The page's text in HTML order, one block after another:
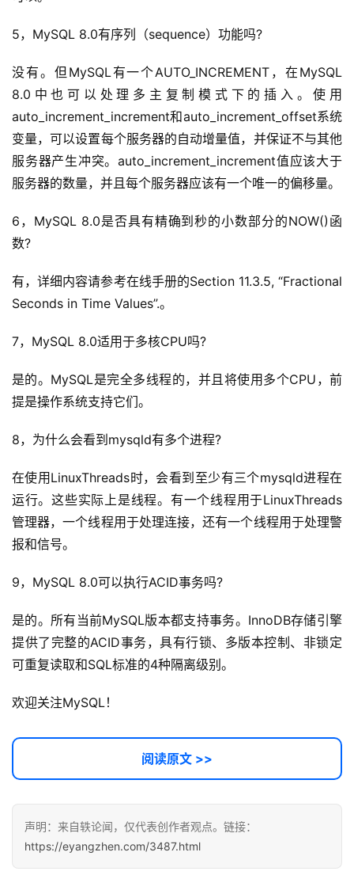
营
录
经
验
教
程
软
件
用
务
目
I
示
词
开
代
常
用
接
5，MySQL 8.0有序列（sequence）功能吗?
没有。但MySQL有一个AUTO_INCREMENT，在MySQL
8.0中也可以处理多主复制模式下的插入。使用
auto_increment_increment和auto_increment_offset系统
变量，可以设置每个服务器的自动增量值，并保证不与其他
服务器产生冲突。auto_increment_increment值应该大于
服务器的数量，并且每个服务器应该有一个唯一的偏移量。
6，MySQL 8.0是否具有精确到秒的小数部分的NOW()函
数?
有，详细内容请参考在线手册的Section 11.3.5, “Fractional
Seconds in Time Values”.。
7，MySQL 8.0适用于多核CPU吗?
是的。MySQL是完全多线程的，并且将使用多个CPU，前
提是操作系统支持它们。
8，为什么会看到mysqld有多个进程?
在使用LinuxThreads时，会看到至少有三个mysqld进程在
运行。这些实际上是线程。有一个线程用于LinuxThreads
管理器，一个线程用于处理连接，还有一个线程用于处理警
报和信号。
9，MySQL 8.0可以执行ACID事务吗?
是的。所有当前MySQL版本都支持事务。InnoDB存储引擎
提供了完整的ACID事务，具有行锁、多版本控制、非锁定
可重复读取和SQL标准的4种隔离级别。
欢迎关注MySQL！
阅读原文 >>
声明：来自轶论闻，仅代表创作者观点。链接：
https://eyangzhen.com/3487.html